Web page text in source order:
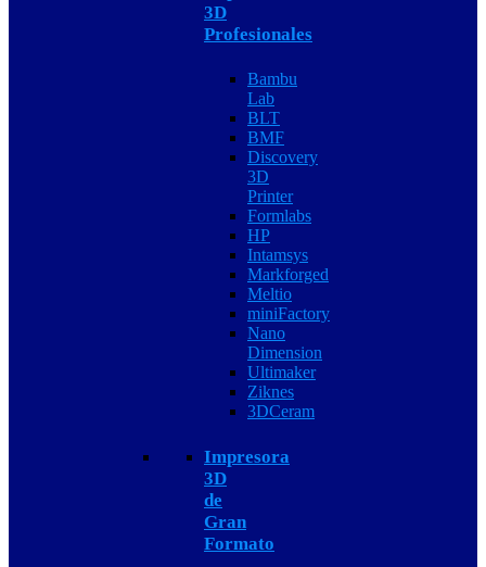
3D
Profesionales
Bambu
Lab
BLT
BMF
Discovery
3D
Printer
Formlabs
HP
Intamsys
Markforged
Meltio
miniFactory
Nano
Dimension
Ultimaker
Ziknes
3DCeram
Impresora
3D
de
Gran
Formato